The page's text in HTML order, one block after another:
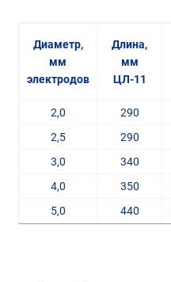
Диаметр,
мм
электродов
Длина,
мм
ЦЛ-11
2,0
290
2,5
290
3,0
340
4,0
350
5,0
440